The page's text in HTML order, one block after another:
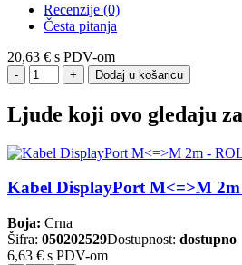
Recenzije (0)
Česta pitanja
20,63 € s PDV-om
Dodaj u košaricu
Ljude koji ovo gledaju
Kabel DisplayPort M<=>M
Boja: Crna
Šifra: 050202529Dostupnost: dostupno
6,63 € s PDV-om